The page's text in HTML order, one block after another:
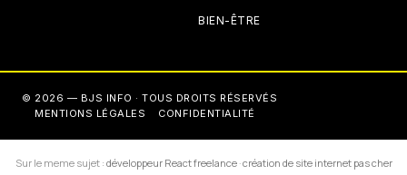
BIEN-ÊTRE
© 2026 — BJS INFO · TOUS DROITS RÉSERVÉS
MENTIONS LÉGALES
CONFIDENTIALITÉ
Sur le meme sujet : développeur React freelance·création de site internet pas cher